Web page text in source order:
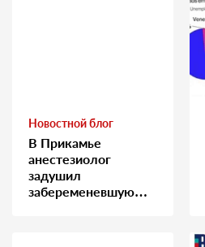
Новостной блог
В Прикамье
анестезиолог
задушил
забеременевшую